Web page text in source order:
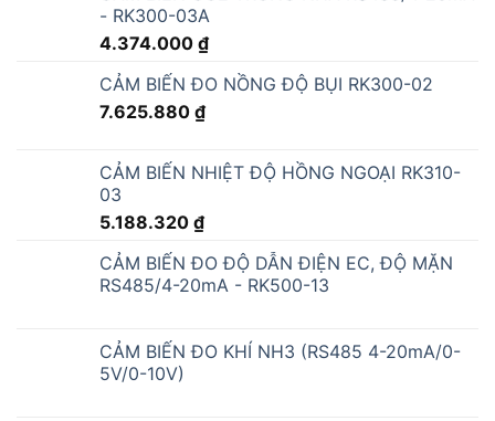
- RK300-03A
4.374.000 ₫
CẢM BIẾN ĐO NỒNG ĐỘ BỤI RK300-02
7.625.880 ₫
CẢM BIẾN NHIỆT ĐỘ HỒNG NGOẠI RK310-
03
5.188.320 ₫
CẢM BIẾN ĐO ĐỘ DẪN ĐIỆN EC, ĐỘ MẶN
RS485/4-20mA - RK500-13
CẢM BIẾN ĐO KHÍ NH3 (RS485 4-20mA/0-
5V/0-10V)